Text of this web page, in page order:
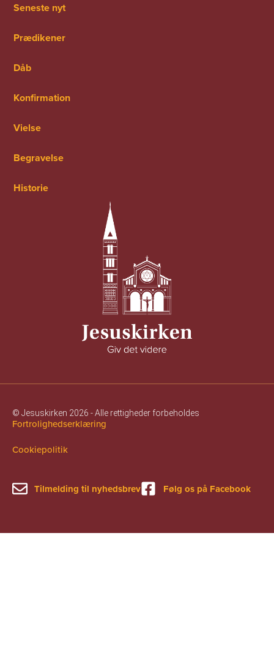
Seneste nyt
Prædikener
Dåb
Konfirmation
Vielse
Begravelse
Historie
© Jesuskirken 2026 - Alle rettigheder forbeholdes
Fortrolighedserklæring
Cookiepolitik
Tilmelding til nyhedsbrev Følg os på Facebook